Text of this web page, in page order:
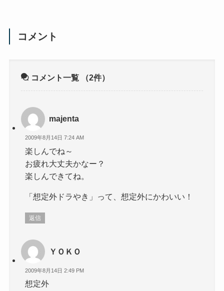
コメント
コメント一覧 （2件）
majenta
2009年8月14日 7:24 AM
楽しんでね～
お疲れ大丈夫かなー？
楽しんできてね。
「想定外ドラやき」って、想定外にかわいい！
返信
ＹＯＫＯ
2009年8月14日 2:49 PM
想定外